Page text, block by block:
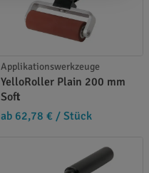
Applikationswerkzeuge
YelloRoller Plain 200 mm
Soft
ab 62,78 € / Stück